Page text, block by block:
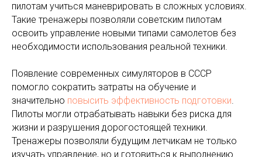
пилотам учиться маневрировать в сложных условиях.
Такие тренажеры позволяли советским пилотам
освоить управление новыми типами самолетов без
необходимости использования реальной техники.
Появление современных симуляторов в СССР
помогло сократить затраты на обучение и
значительно повысить эффективность подготовки.
Пилоты могли отрабатывать навыки без риска для
жизни и разрушения дорогостоящей техники.
Тренажеры позволяли будущим летчикам не только
изучать управление, но и готовиться к выполнению